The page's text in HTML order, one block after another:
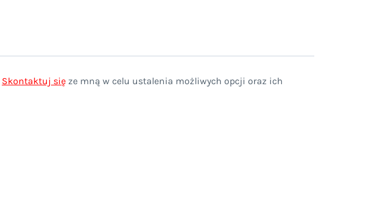
Skontaktuj się ze mną w celu ustalenia możliwych opcji oraz ich